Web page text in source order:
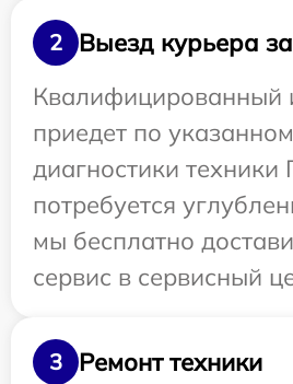
2
Выезд курьера
Квалифицированный
приедет по
диагностики
потребуется
мы бесплатно
сервис в сервисный
3
Ремонт техники